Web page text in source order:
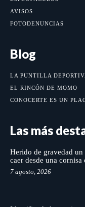
AVISOS
FOTODENUNCIAS
Blog
LA PUNTILLA
EL RINCÓN DE MOMO
CONOCERTE ES UN
Las más
Herido de gravedad
caer desde una
7 agosto, 2026